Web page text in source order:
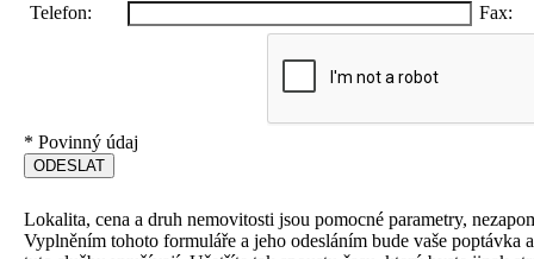
Telefon:
Fax:
* Povinný údaj
Lokalita, cena a druh nemovitosti jsou pomocné parametry,
Vyplněním tohoto formuláře a jeho odesláním bude vaše